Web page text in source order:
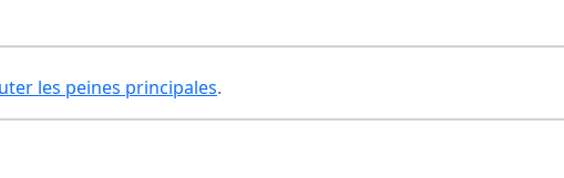
les peines principales.